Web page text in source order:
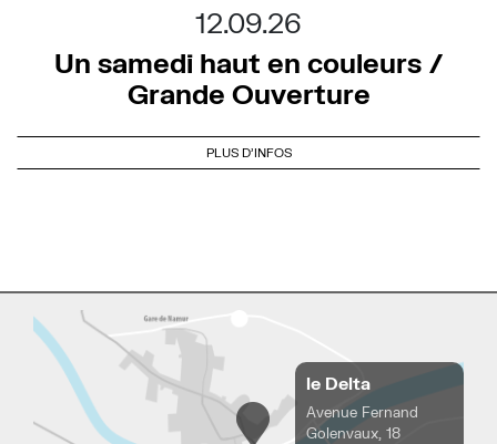
12.09.26
Un samedi haut en couleurs /
Grande Ouverture
PLUS D'INFOS
le Delta
Avenue Fernand
Golenvaux, 18